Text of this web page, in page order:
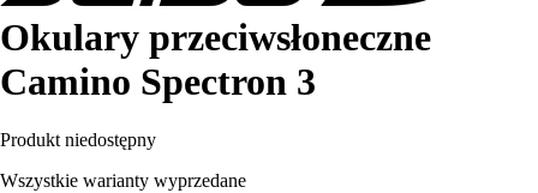
Okulary przeciwsłoneczne
Camino Spectron 3
Produkt niedostępny
Wszystkie warianty wyprzedane